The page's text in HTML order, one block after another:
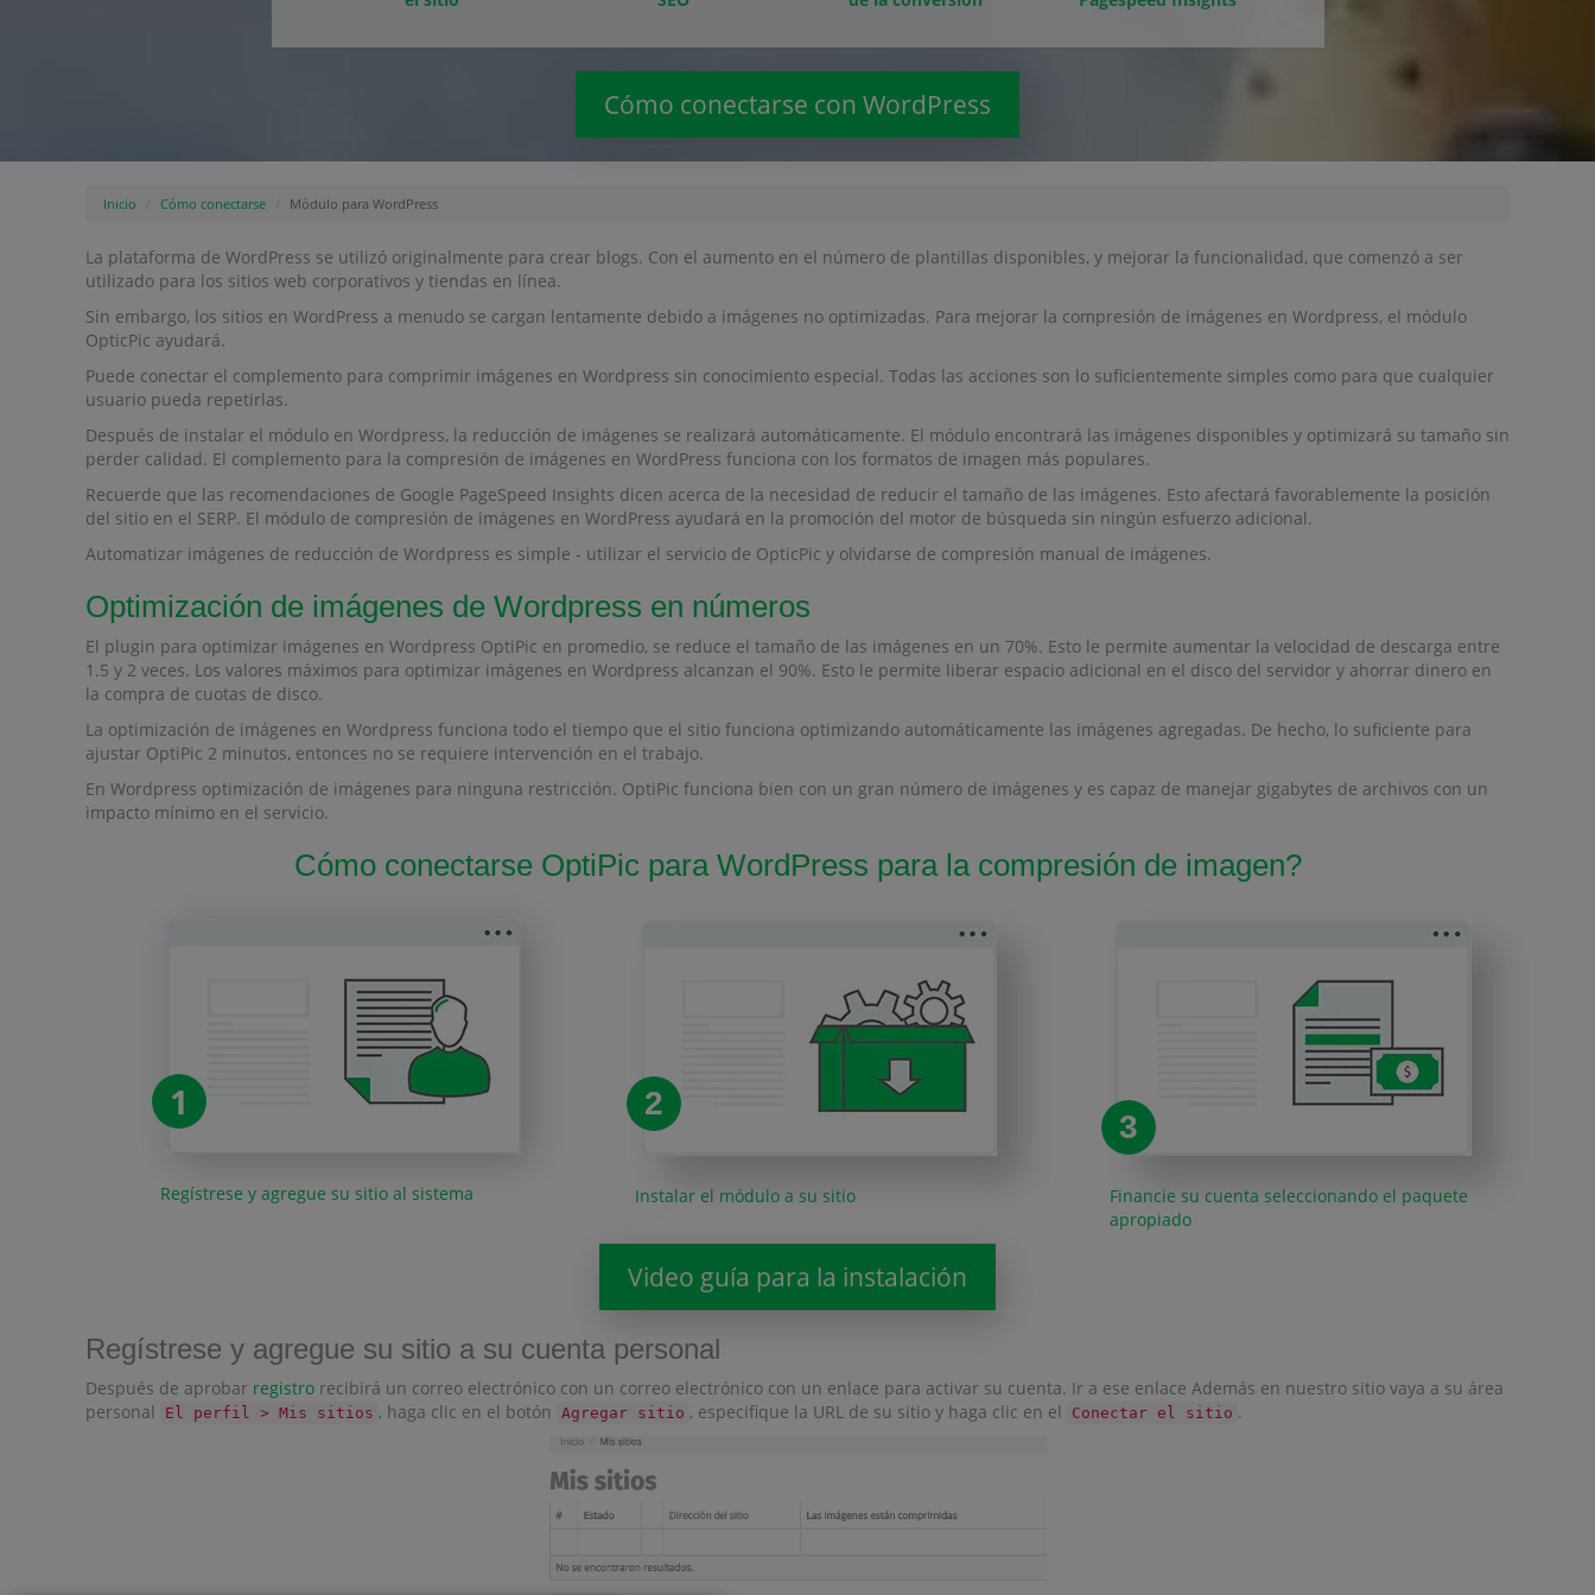
Cómo conectarse con WordPress
Inicio Cómo conectarse Módulo para WordPress
La plataforma de WordPress se utilizó originalmente para crear blogs. Con el aumento en el número de plantillas disponibles, y mejorar la funcionalidad, que comenzó a ser
utilizado para los sitios web corporativos y tiendas en línea.
Sin embargo, los sitios en WordPress a menudo se cargan lentamente debido a imágenes no optimizadas. Para mejorar la compresión de imágenes en Wordpress, el módulo
OpticPic ayudará.
Puede conectar el complemento para comprimir imágenes en Wordpress sin conocimiento especial. Todas las acciones son lo suficientemente simples como para que cualquier
usuario pueda repetirlas.
Después de instalar el módulo en Wordpress, la reducción de imágenes se realizará automáticamente. El módulo encontrará las imágenes disponibles y optimizará su tamaño sin
perder calidad. El complemento para la compresión de imágenes en WordPress funciona con los formatos de imagen más populares.
Recuerde que las recomendaciones de Google PageSpeed ​​Insights dicen acerca de la necesidad de reducir el tamaño de las imágenes. Esto afectará favorablemente la posición
del sitio en el SERP. El módulo de compresión de imágenes en WordPress ayudará en la promoción del motor de búsqueda sin ningún esfuerzo adicional.
Automatizar imágenes de reducción de Wordpress es simple - utilizar el servicio de OpticPic y olvidarse de compresión manual de imágenes.
Optimización de imágenes de Wordpress en números
El plugin para optimizar imágenes en Wordpress OptiPic en promedio, se reduce el tamaño de las imágenes en un 70%. Esto le permite aumentar la velocidad de descarga entre
1.5 y 2 veces. Los valores máximos para optimizar imágenes en Wordpress alcanzan el 90%. Esto le permite liberar espacio adicional en el disco del servidor y ahorrar dinero en
la compra de cuotas de disco.
La optimización de imágenes en Wordpress funciona todo el tiempo que el sitio funciona optimizando automáticamente las imágenes agregadas. De hecho, lo suficiente para
ajustar OptiPic 2 minutos, entonces no se requiere intervención en el trabajo.
En Wordpress optimización de imágenes para ninguna restricción. OptiPic funciona bien con un gran número de imágenes y es capaz de manejar gigabytes de archivos con un
impacto mínimo en el servicio.
Cómo conectarse OptiPic para WordPress para la compresión de imagen?
1
Regístrese y agregue su sitio al sistema
2
Instalar el módulo a su sitio
3
Financie su cuenta seleccionando el paquete
apropiado
Video guía para la instalación
Regístrese y agregue su sitio a su cuenta personal
Después de aprobar registro recibirá un correo electrónico con un correo electrónico con un enlace para activar su cuenta. Ir a ese enlace Además en nuestro sitio vaya a su área
personal
El perfil > Mis sitios , haga clic en el botón Agregar sitio , especifique la URL de su sitio y haga clic en el Conectar el sitio .